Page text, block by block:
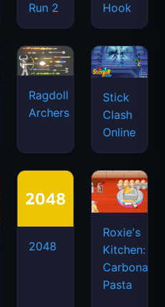
Run 2
Hook
Ragdoll
Archers
Stick
Clash
Online
2048
Roxie's
Kitchen:
Carbonara
Pasta